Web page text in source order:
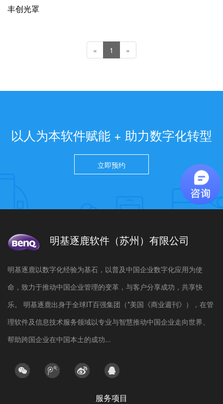
丰创光罩
« 1 »
以人为本软件赋能 + 助力数字化转型
立即预约
明基逐鹿软件（苏州）有限公司
明基逐鹿以数字化经验为基石，以普及中国企业数字化应用为使
命，致力于推动中国企业管理的变革，与客户分享成功，共享快
乐。 明基逐鹿出身于全球IT百强集团（*美国《商业週刊》），在管
理软件及信息技术服务领域以专业与智慧推动中国企业走向世界、
帮助跨国企业在中国本土的成功...
服务项目